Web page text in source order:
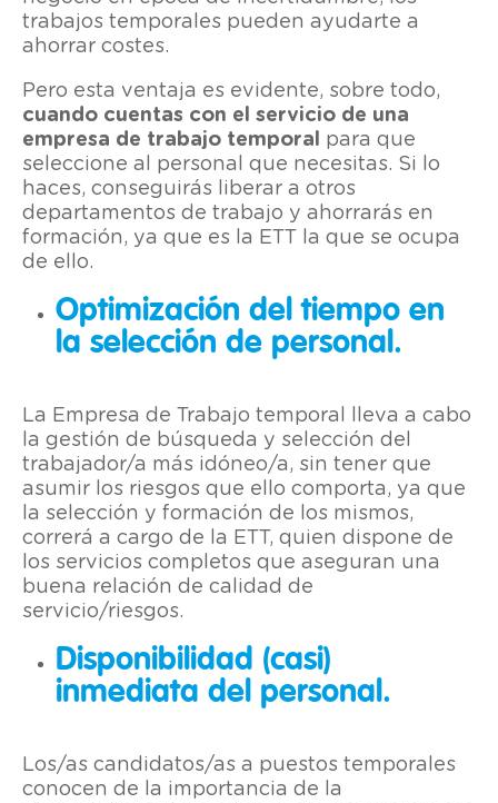
trabajos temporales pueden ayudarte a
ahorrar costes.
Pero esta ventaja es evidente, sobre todo,
cuando cuentas con el servicio de una
empresa de trabajo temporal para que
seleccione al personal que necesitas. Si lo
haces, conseguirás liberar a otros
departamentos de trabajo y ahorrarás en
formación, ya que es la ETT la que se ocupa
de ello.
Optimización del tiempo en
la selección de personal.
La Empresa de Trabajo temporal lleva a cabo
la gestión de búsqueda y selección del
trabajador/a más idóneo/a, sin tener que
asumir los riesgos que ello comporta, ya que
la selección y formación de los mismos,
correrá a cargo de la ETT, quien dispone de
los servicios completos que aseguran una
buena relación de calidad de
servicio/riesgos.
Disponibilidad (casi)
inmediata del personal.
Los/as candidatos/as a puestos temporales
conocen de la importancia de la